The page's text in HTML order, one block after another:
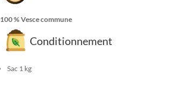
100 % Vesce commune
Conditionnement
Sac 1 kg